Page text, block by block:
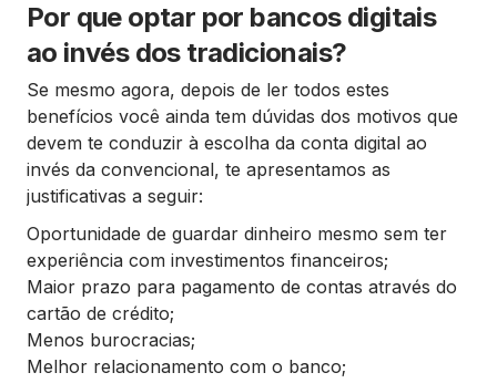
Por que optar por bancos digitais
ao invés dos tradicionais?
Se mesmo agora, depois de ler todos estes
benefícios você ainda tem dúvidas dos motivos que
devem te conduzir à escolha da conta digital ao
invés da convencional, te apresentamos as
justificativas a seguir:
Oportunidade de guardar dinheiro mesmo sem ter
experiência com investimentos financeiros;
Maior prazo para pagamento de contas através do
cartão de crédito;
Menos burocracias;
Melhor relacionamento com o banco;